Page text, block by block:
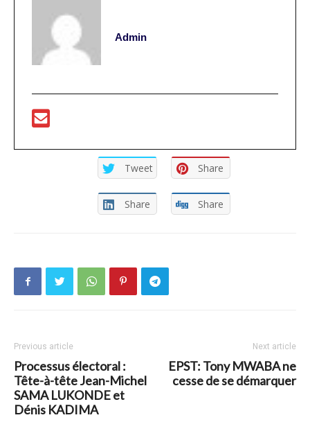
Admin
Tweet Share
Share Share
Previous article
Processus électoral :
Tête-à-tête Jean-Michel
SAMA LUKONDE et
Dénis KADIMA
Next article
EPST: Tony MWABA ne
cesse de se démarquer